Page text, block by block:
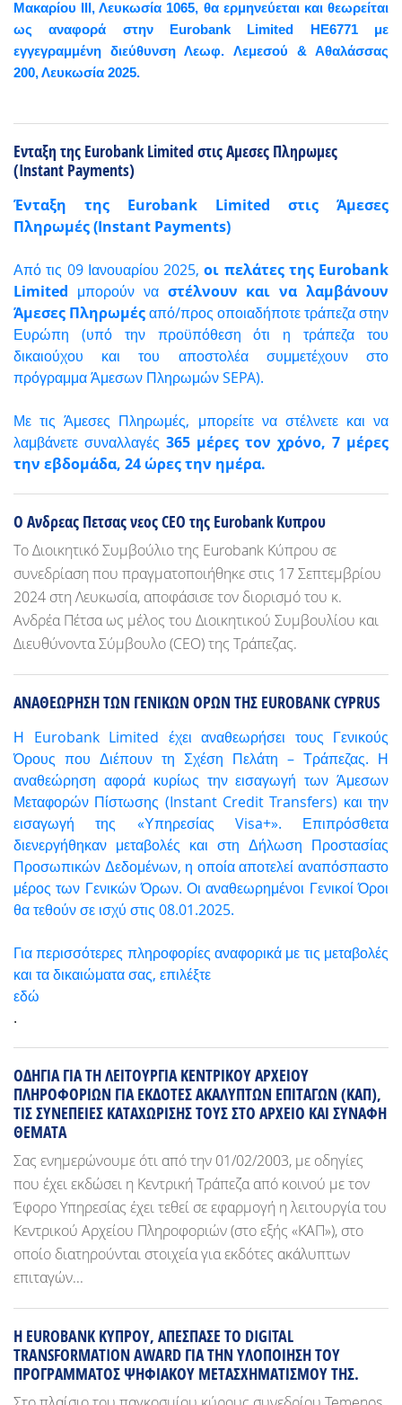
Μακαρίου ΙΙΙ, Λευκωσία 1065, θα ερμηνεύεται και θεωρείται
ως αναφορά στην
Eurobank Limited
HE6771 με
εγγεγραμμένη διεύθυνση Λεωφ. Λεμεσού & Αθαλάσσας
200, Λευκωσία 2025.
Ενταξη της Eurobank Limited στις Αμεσες Πληρωμες
(Instant Payments)
Ένταξη της Eurobank Limited στις Άμεσες
Πληρωμές (Instant Payments)
Από τις 09 Ιανουαρίου 2025,οι πελάτες της Eurobank
Limited μπορούν να στέλνουν και να λαμβάνουν
Άμεσες Πληρωμέςαπό/προς οποιαδήποτε τράπεζα στην
Ευρώπη (υπό την προϋπόθεση ότι η τράπεζα του
δικαιούχου και του αποστολέα συμμετέχουν στο
πρόγραμμα Άμεσων Πληρωμών SEPA).
Με τις Άμεσες Πληρωμές, μπορείτε να στέλνετε και να
λαμβάνετε συναλλαγές 365 μέρες τον χρόνο, 7 μέρες
την εβδομάδα, 24 ώρες την ημέρα.
Ο Ανδρεας Πετσας νεος CEO της Eurobank Κυπρου
Το Διοικητικό Συμβούλιο της Eurobank Κύπρου σε
συνεδρίαση που πραγματοποιήθηκε στις 17 Σεπτεμβρίου
2024 στη Λευκωσία, αποφάσισε τον διορισμό του κ.
Ανδρέα Πέτσα ως μέλος του Διοικητικού Συμβουλίου και
Διευθύνοντα Σύμβουλο (CEO) της Τράπεζας.
ΑΝΑΘΕΩΡΗΣΗ ΤΩΝ ΓΕΝΙΚΩΝ ΟΡΩΝ ΤΗΣ EUROBANK CYPRUS
Η Eurobank Limited έχει αναθεωρήσει τους Γενικούς
Όρους που Διέπουν τη Σχέση Πελάτη – Τράπεζας. Η
αναθεώρηση αφορά κυρίως την εισαγωγή των Άμεσων
Μεταφορών Πίστωσης (Instant Credit Transfers) και την
εισαγωγή της «Υπηρεσίας Visa+». Επιπρόσθετα
διενεργήθηκαν μεταβολές και στη Δήλωση Προστασίας
Προσωπικών Δεδομένων, η οποία αποτελεί αναπόσπαστο
μέρος των Γενικών Όρων. Οι αναθεωρημένοι Γενικοί Όροι
θα τεθούν σε ισχύ στις 08.01.2025.
Για περισσότερες πληροφορίες αναφορικά με τις μεταβολές
και τα δικαιώματα σας, επιλέξτε
εδώ
.
ΟΔΗΓΙΑ ΓΙΑ ΤΗ ΛΕΙΤΟΥΡΓΙΑ ΚΕΝΤΡΙΚΟΥ ΑΡΧΕΙΟΥ
ΠΛΗΡΟΦΟΡΙΩΝ ΓΙΑ ΕΚΔΟΤΕΣ ΑΚΑΛΥΠΤΩΝ ΕΠΙΤΑΓΩΝ (ΚΑΠ),
ΤΙΣ ΣΥΝΕΠΕΙΕΣ ΚΑΤΑΧΩΡΙΣΗΣ ΤΟΥΣ ΣΤΟ ΑΡΧΕΙΟ ΚΑΙ ΣΥΝΑΦΗ
ΘΕΜΑΤΑ
Σας ενημερώνουμε ότι από την 01/02/2003, με οδηγίες
που έχει εκδώσει η Κεντρική Τράπεζα από κοινού με τον
Έφορο Υπηρεσίας έχει τεθεί σε εφαρμογή η λειτουργία του
Κεντρικού Αρχείου Πληροφοριών (στο εξής «ΚΑΠ»), στο
οποίο διατηρούνται στοιχεία για εκδότες ακάλυπτων
επιταγών...
Η EUROBANK ΚΥΠΡΟΥ, ΑΠΕΣΠΑΣΕ ΤΟ DIGITAL
TRANSFORMATION AWARD ΓΙΑ ΤΗΝ ΥΛΟΠΟΙΗΣΗ ΤΟΥ
ΠΡΟΓΡΑΜΜΑΤΟΣ ΨΗΦΙΑΚΟΥ ΜΕΤΑΣΧΗΜΑΤΙΣΜΟΥ ΤΗΣ.